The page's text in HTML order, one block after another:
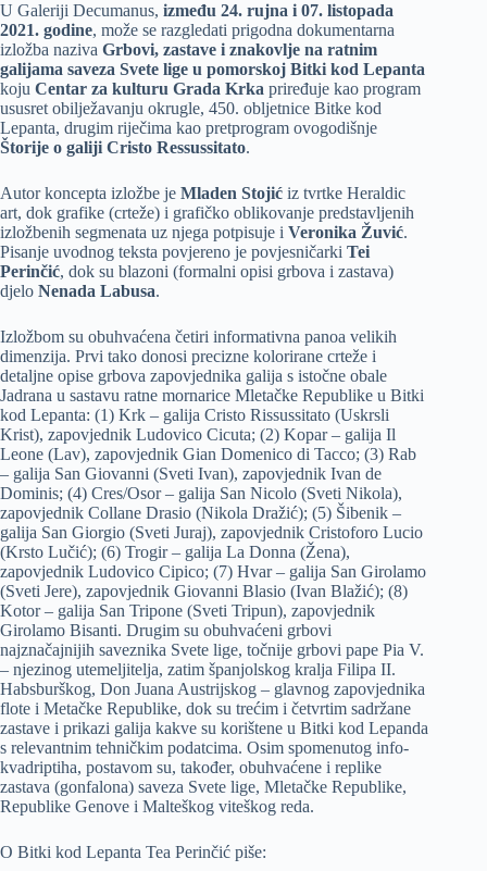
U Galeriji Decumanus, između 24. rujna i 07. listopada
2021. godine, može se razgledati prigodna dokumentarna
izložba naziva Grbovi, zastave i znakovlje na ratnim
galijama saveza Svete lige u pomorskoj Bitki kod Lepanta
koju Centar za kulturu Grada Krka priređuje kao program
ususret obilježavanju okrugle, 450. obljetnice Bitke kod
Lepanta, drugim riječima kao pretprogram ovogodišnje
Štorije o galiji Cristo Ressussitato.
Autor koncepta izložbe je Mladen Stojić iz tvrtke Heraldic
art, dok grafike (crteže) i grafičko oblikovanje predstavljenih
izložbenih segmenata uz njega potpisuje i Veronika Žuvić.
Pisanje uvodnog teksta povjereno je povjesničarki Tei
Perinčić, dok su blazoni (formalni opisi grbova i zastava)
djelo Nenada Labusa.
Izložbom su obuhvaćena četiri informativna panoa velikih
dimenzija. Prvi tako donosi precizne kolorirane crteže i
detaljne opise grbova zapovjednika galija s istočne obale
Jadrana u sastavu ratne mornarice Mletačke Republike u Bitki
kod Lepanta: (1) Krk – galija Cristo Rissussitato (Uskrsli
Krist), zapovjednik Ludovico Cicuta; (2) Kopar – galija Il
Leone (Lav), zapovjednik Gian Domenico di Tacco; (3) Rab
– galija San Giovanni (Sveti Ivan), zapovjednik Ivan de
Dominis; (4) Cres/Osor – galija San Nicolo (Sveti Nikola),
zapovjednik Collane Drasio (Nikola Dražić); (5) Šibenik –
galija San Giorgio (Sveti Juraj), zapovjednik Cristoforo Lucio
(Krsto Lučić); (6) Trogir – galija La Donna (Žena),
zapovjednik Ludovico Cipico; (7) Hvar – galija San Girolamo
(Sveti Jere), zapovjednik Giovanni Blasio (Ivan Blažić); (8)
Kotor – galija San Tripone (Sveti Tripun), zapovjednik
Girolamo Bisanti. Drugim su obuhvaćeni grbovi
najznačajnijih saveznika Svete lige, točnije grbovi pape Pia V.
– njezinog utemeljitelja, zatim španjolskog kralja Filipa II.
Habsburškog, Don Juana Austrijskog – glavnog zapovjednika
flote i Metačke Republike, dok su trećim i četvrtim sadržane
zastave i prikazi galija kakve su korištene u Bitki kod Lepanda
s relevantnim tehničkim podatcima. Osim spomenutog info-
kvadriptiha, postavom su, također, obuhvaćene i replike
zastava (gonfalona) saveza Svete lige, Mletačke Republike,
Republike Genove i Malteškog viteškog reda.
O Bitki kod Lepanta Tea Perinčić piše: